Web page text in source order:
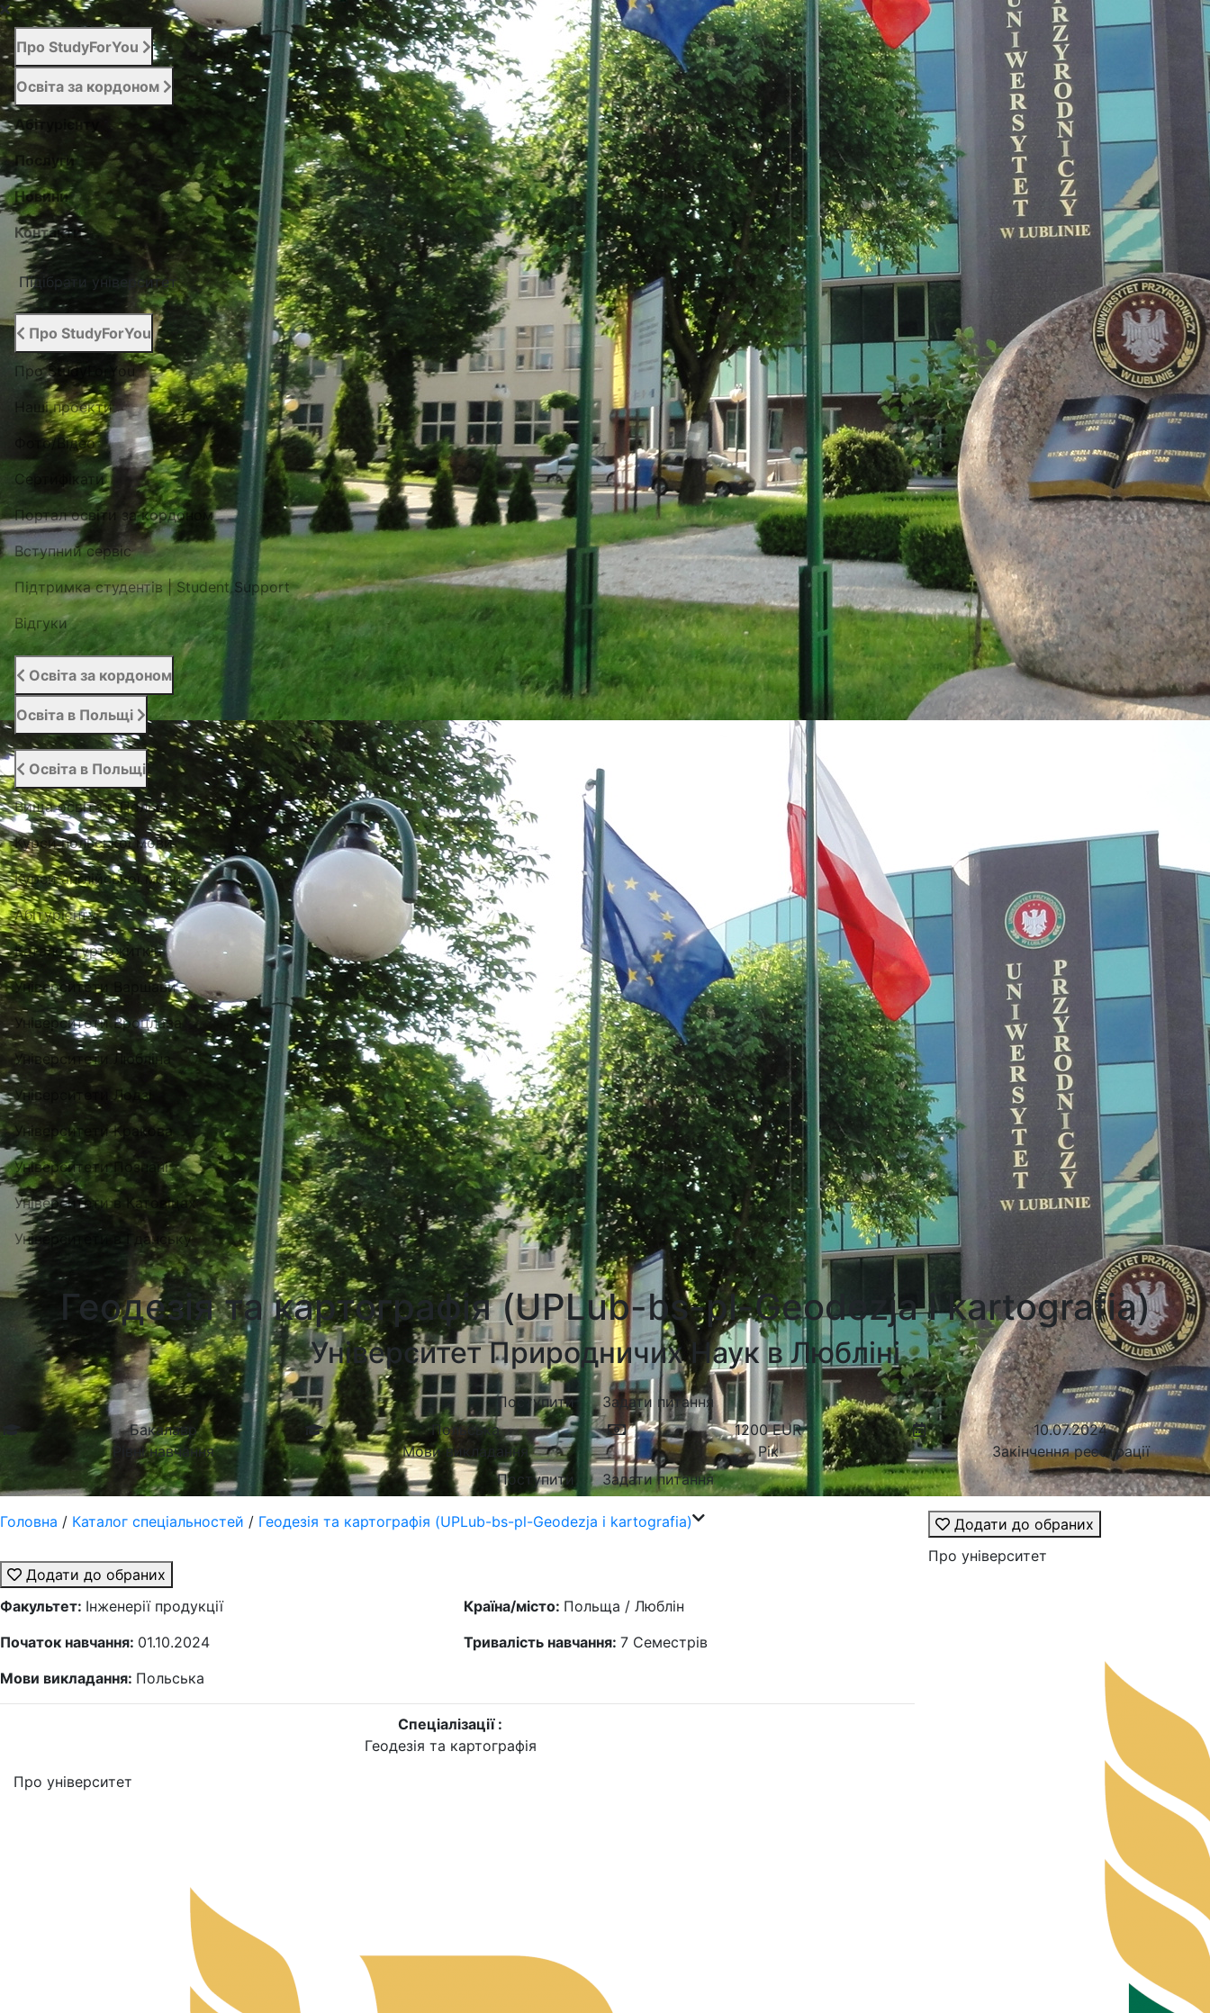
Про StudyForYou
Освіта за кордоном
Абітурієнту
Послуги
Новини
Контакти
Підібрати університет
Про StudyForYou
Про StudyForYou
Наші проекти
Фото/Відео
Сертифікати
Портал освіти за кордоном
Вступний сервіс
Підтримка студентів | Student Support
Відгуки
Освіта за кордоном
Освіта в Польщі
Освіта в Польщі
Вища освіта в Польщі
Курси польської мови
Курси англійської мови
Абітурієнту
Каталог гуртожитків
Університети Варшави
Університети Вроцлава
Університети Любліна
Університети Лодзі
Університети Кракова
Університети Познані
Університети в Катовіцах
Університети в Гданську
Геодезія та картографія (UPLub-bs-pl-Geodezja i kartografia)
Університет Природничих Наук в Любліні
Поступити
Задати питання
Бакалавр
Рівні навчання
Польська
Мови викладання
1200 EUR
Рік
10.07.2024
Закінчення реєстрації
Поступити
Задати питання
Головна / Каталог спеціальностей / Геодезія та картографія (UPLub-bs-pl-Geodezja i kartografia)
Додати до обраних
Факультет: Інженерії продукції Країна/місто: Польща / Люблін
Початок навчання: 01.10.2024 Тривалість навчання:7 Семестрів
Мови викладання: Польська
Спеціалізації :
Геодезія та картографія
Про університет
Додати до обраних
Про університет